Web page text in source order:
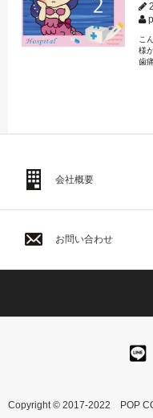
こ
様
歯
会社概要
お問い合わせ
Copyright © 2017-2022 POP